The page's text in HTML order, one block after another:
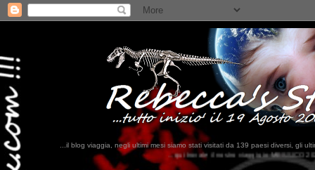
...il blog viaggia, negli ultimi mesi siamo stati visitati da 139 paesi diversi, gli
...qui trovate il nostro viaggio in MESSICO 2023...clikka qui !!!